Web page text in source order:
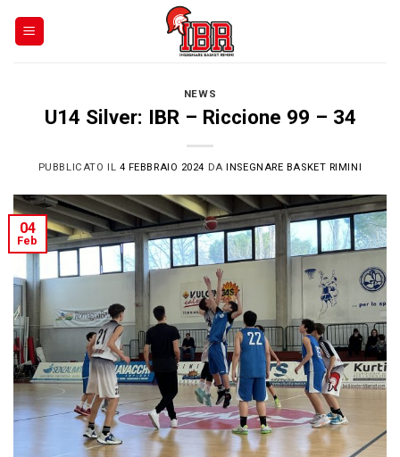
NEWS
U14 Silver: IBR – Riccione 99 – 34
PUBBLICATO IL 4 FEBBRAIO 2024 DAINSEGNARE BASKET RIMINI
04
Feb